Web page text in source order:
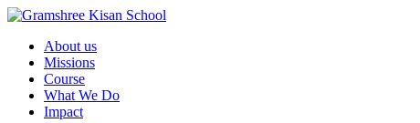
About us
Missions
Course
What We Do
Impact